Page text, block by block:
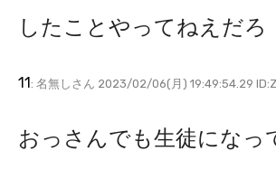
したことやってねえだろ
11: 名無しさん 2023/02/06(月) 19:49:54.29
おっさんでも生徒になっ